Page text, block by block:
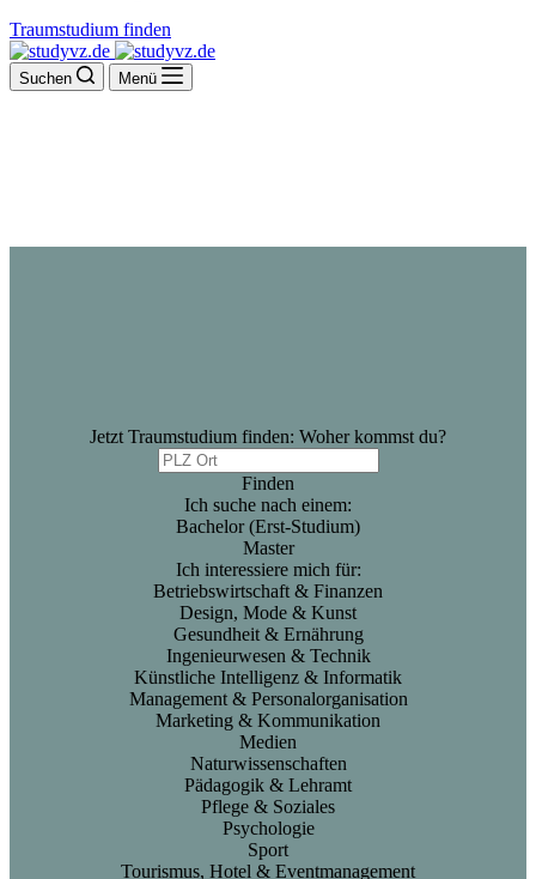
Traumstudium finden
Suchen Menü
Jetzt Traumstudium finden: Woher kommst du?
Finden
Ich suche nach einem:
Bachelor (Erst-Studium)
Master
Ich interessiere mich für:
Betriebswirtschaft & Finanzen
Design, Mode & Kunst
Gesundheit & Ernährung
Ingenieurwesen & Technik
Künstliche Intelligenz & Informatik
Management & Personalorganisation
Marketing & Kommunikation
Medien
Naturwissenschaften
Pädagogik & Lehramt
Pflege & Soziales
Psychologie
Sport
Tourismus, Hotel & Eventmanagement